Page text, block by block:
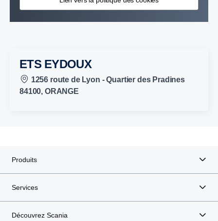
ETS EYDOUX
1256 route de Lyon - Quartier des Pradines
84100, ORANGE
Produits
Services
Découvrez Scania